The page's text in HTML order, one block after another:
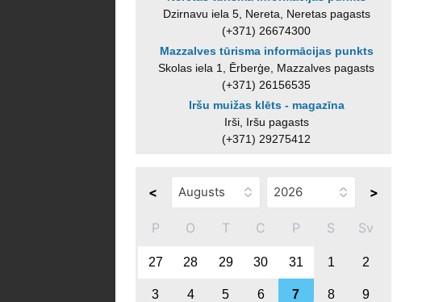
Dzirnavu iela 5, Nereta, Neretas pagasts
(+371) 26674300
Mazzalves tūrisma informācijas punkts
Skolas iela 1, Ērberģe, Mazzalves pagasts
(+371) 26156535
Iršu muižas klēts - magazīna
Irši, Iršu pagasts
(+371) 29275412
< >
P O T C P S Sv
27 28 29 30 31 1 2
3 4 5 6 7 8 9